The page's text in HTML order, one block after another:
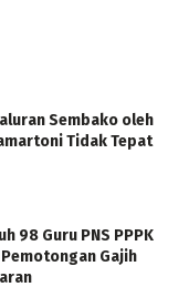
Sembako oleh
Tidak Tepat
98 Guru PNS PPPK
Gajih